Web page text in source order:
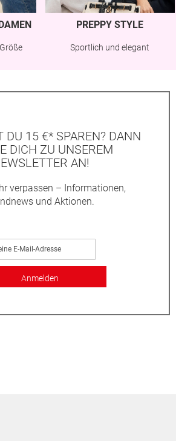
PREPPY STYLE
Sportlich und elegant
DU 15 €* SPAREN? DANN
DICH ZU UNSEREM
AN!
verpassen – Informationen,
und Aktionen.
Anmelden